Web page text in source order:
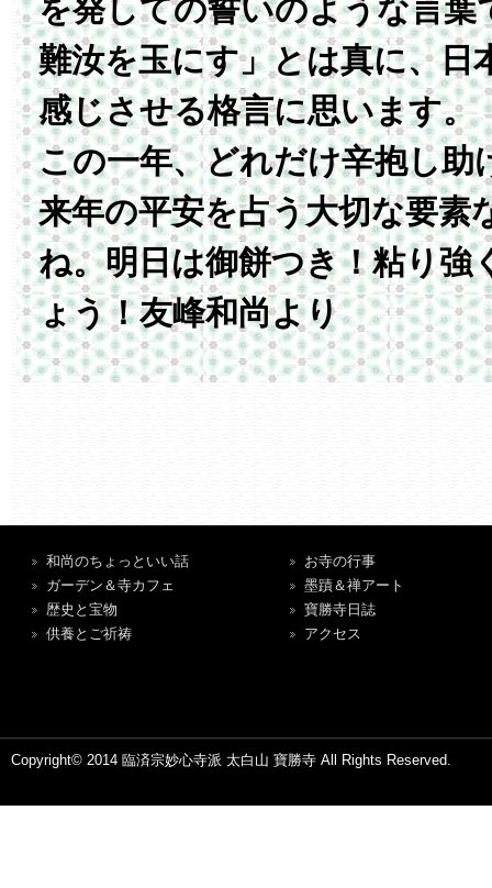
を発しての誓いのような言葉
難汝を玉にす」とは真に、日
感じさせる格言に思います。
この一年、どれだけ辛抱し助
来年の平安を占う大切な要素
ね。明日は御餅つき！粘り強
ょう！友峰和尚より
和尚のちょっといい話
ガーデン＆寺カフェ
歴史と宝物
供養とご祈祷
お寺の行事
墨蹟＆禅アート
寶勝寺日誌
アクセス
Copyright© 2014 臨済宗妙心寺派 太白山 寶勝寺 All Rights Reserved.